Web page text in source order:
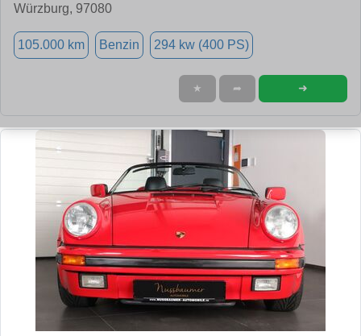
Würzburg, 97080
105.000 km Benzin 294 kw (400 PS)
★ ➦ ➜